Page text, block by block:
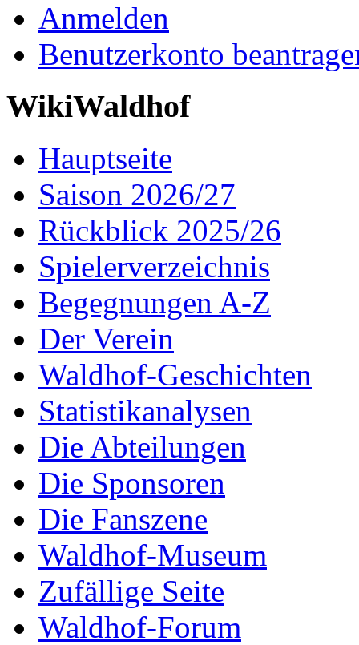
Anmelden
Benutzerkonto
WikiWaldhof
Hauptseite
Saison 2026/27
Rückblick 2025/26
Spielerverzeichnis
Begegnungen A-Z
Der Verein
Waldhof-Geschichten
Statistikanalysen
Die Abteilungen
Die Sponsoren
Die Fanszene
Waldhof-Museum
Zufällige Seite
Waldhof-Forum